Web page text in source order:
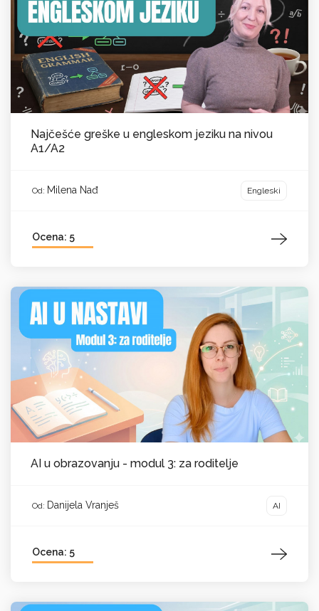
Najčešće greške u engleskom jeziku na nivou
A1/A2
Od: Milena Nađ Engleski
Ocena: 5
AI u obrazovanju - modul 3: za roditelje
Od: Danijela Vranješ AI
Ocena: 5